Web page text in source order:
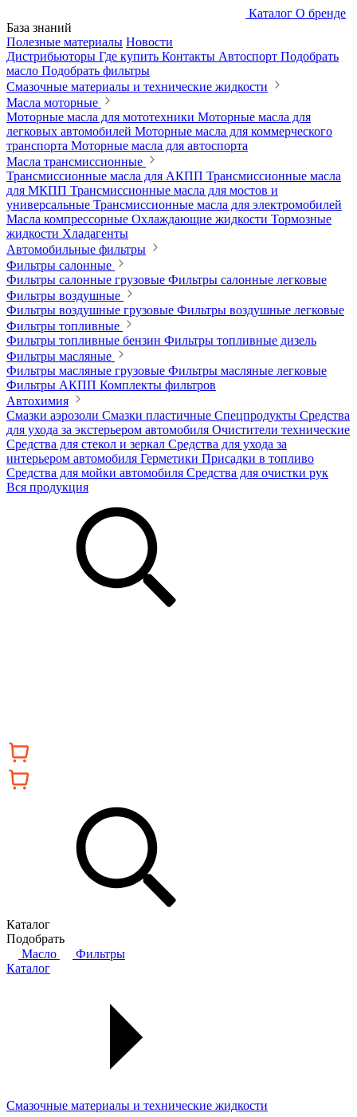
Каталог О бренде
База знаний
Полезные материалы Новости
Дистрибьюторы Где купить Контакты Автоспорт Подобрать
масло Подобрать фильтры
Смазочные материалы и технические жидкости
Масла моторные
Моторные масла для мототехники Моторные масла для
легковых автомобилей Моторные масла для коммерческого
транспорта Моторные масла для автоспорта
Масла трансмиссионные
Трансмиссионные масла для АКПП Трансмиссионные масла
для МКПП Трансмиссионные масла для мостов и
универсальные Трансмиссионные масла для электромобилей
Масла компрессорные Охлаждающие жидкости Тормозные
жидкости Хладагенты
Автомобильные фильтры
Фильтры салонные
Фильтры салонные грузовые Фильтры салонные легковые
Фильтры воздушные
Фильтры воздушные грузовые Фильтры воздушные легковые
Фильтры топливные
Фильтры топливные бензин Фильтры топливные дизель
Фильтры масляные
Фильтры масляные грузовые Фильтры масляные легковые
Фильтры АКПП Комплекты фильтров
Автохимия
Смазки аэрозоли Смазки пластичные Спецпродукты Средства
для ухода за экстерьером автомобиля Очистители технические
Средства для стекол и зеркал Средства для ухода за
интерьером автомобиля Герметики Присадки в топливо
Средства для мойки автомобиля Средства для очистки рук
Вся продукция
Каталог
Подобрать
Масло
Фильтры
Каталог
Смазочные материалы и технические жидкости